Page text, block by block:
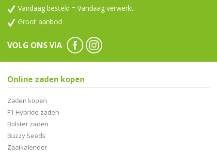
Vandaag besteld = Vandaag verwerkt
Groot aanbod
VOLG ONS VIA
Online zaden kopen
Zaden kopen
F1-Hybride zaden
Bolster zaden
Buzzy Seeds
Zaaikalender